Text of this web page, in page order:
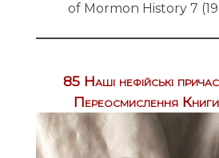
of Mormon History 7
85 Наші нефійські
Переосмислення